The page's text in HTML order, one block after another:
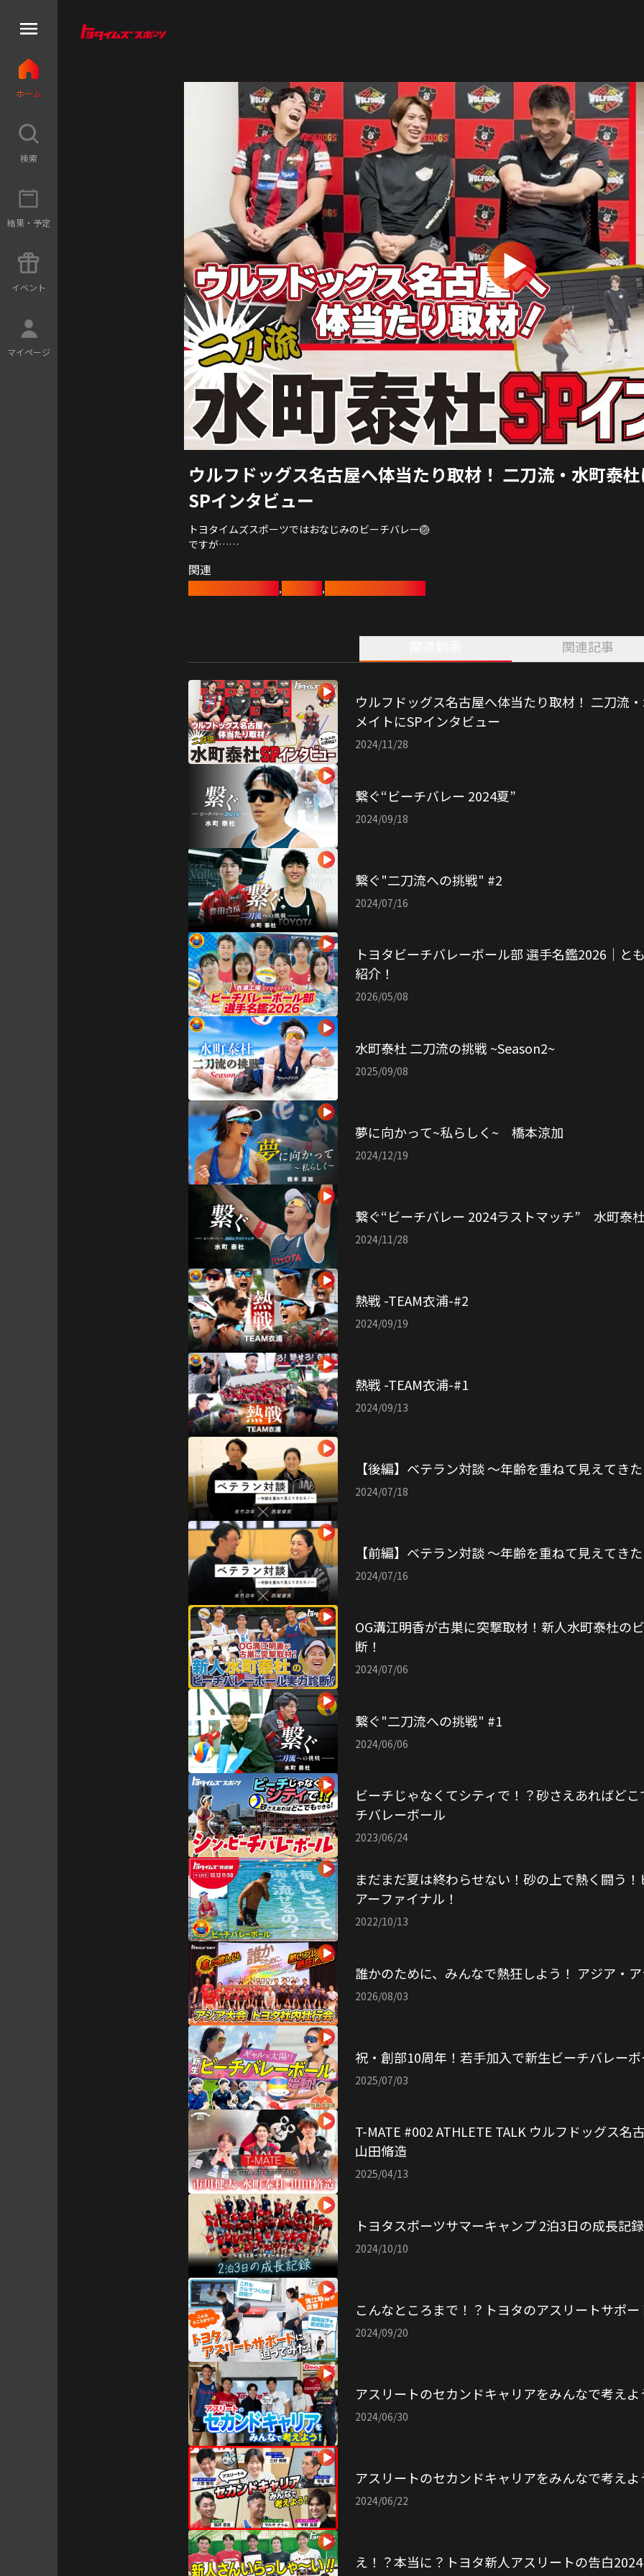
ホーム
検索
結果 ・ 予定
イベン ト
マイページ
ウルフドッグス名古屋へ体当たり取材！ 二刀流・水町泰
SPインタビュー
トヨタイムズスポーツではおなじみのビーチバレー🏐
ですが…
ウルフドッグス名古屋に潜入！
森田京之介初の、インドアバレー取材を決行🔍
さらに、ウルフドッグス名古屋のチームメイトが感じる水町選手の二刀流の影響や、
試合後の選手の様子など、盛りだくさんでお届け！
ゲストには先日引退した元ビーチバレーボール部・橋本涼加さんが登場。
元チームメイトは、水町選手の二刀流やインドアバレーをどう見るのか！
同じバレーでも、インドアとビーチでは全然違う？
ぜひ確かめてみてください🔥
関連
, ,
関連記事
ウルフドッグス名古屋へ体当たり取材！ 二刀流
メイトにSPインタビュー
2024/11/28
繋ぐ“ビーチバレー 2024夏”
2024/09/18
繋ぐ"二刀流への挑戦" #2
2024/07/16
トヨタビーチバレーボール部 選手名鑑2026｜と
紹介！
2026/05/08
水町泰杜 二刀流の挑戦 ~Season2~
2025/09/08
夢に向かって~私らしく~ 橋本涼加
2024/12/19
繋ぐ“ビーチバレー 2024ラストマッチ” 水町泰
2024/11/28
熱戦 -TEAM衣浦-#2
2024/09/19
熱戦 -TEAM衣浦-#1
2024/09/13
【後編】ベテラン対談 〜年齢を重ねて見えてき
2024/07/18
【前編】ベテラン対談 〜年齢を重ねて見えてき
2024/07/16
OG溝江明香が古巣に突撃取材！新人水町泰杜の
断！
2024/07/06
繋ぐ"二刀流への挑戦" #1
2024/06/06
ビーチじゃなくてシティで！？砂さえあればど
チバレーボール
2023/06/24
まだまだ夏は終わらせない！砂の上で熱く闘う
アーファイナル！
2022/10/13
誰かのために、みんなで熱狂しよう！ アジア・
2026/08/03
祝・創部10周年！若手加入で新生ビーチバレー
2025/07/03
T-MATE #002 ATHLETE TALK ウルフドッグス
山田脩造
2025/04/13
トヨタスポーツサマーキャンプ 2泊3日の成長記
2024/10/10
こんなところまで！？トヨタのアスリートサポ
2024/09/20
アスリートのセカンドキャリアをみんなで考え
2024/06/30
アスリートのセカンドキャリアをみんなで考えよ
2024/06/22
え！？本当に？トヨタ新人アスリートの告白